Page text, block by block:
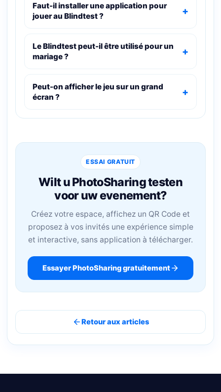
Faut-il installer une application pour
jouer au Blindtest ?
Le Blindtest peut-il être utilisé pour un
mariage ?
Peut-on afficher le jeu sur un grand
écran ?
ESSAI GRATUIT
Wilt u PhotoSharing testen
voor uw evenement?
Créez votre espace, affichez un QR Code et
proposez à vos invités une expérience simple
et interactive, sans application à télécharger.
Essayer PhotoSharing gratuitement
Retour aux articles